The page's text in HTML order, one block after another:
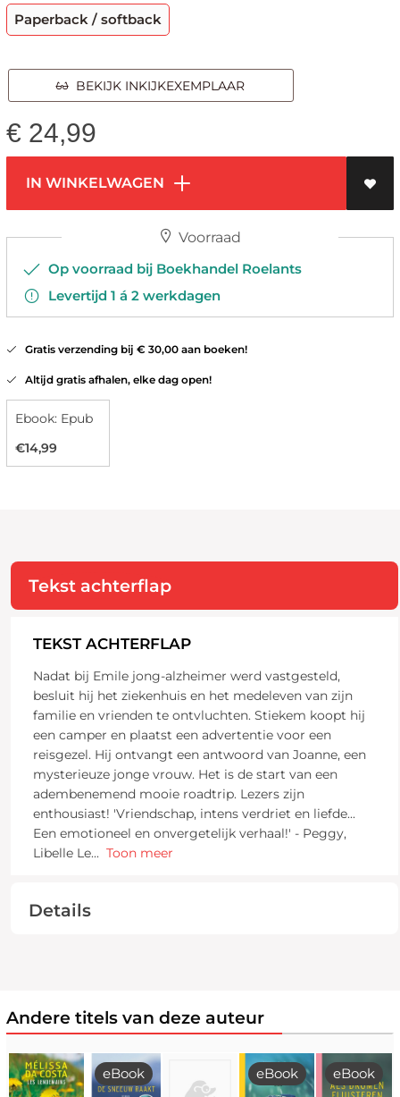
Paperback / softback
BEKIJK INKIJKEXEMPLAAR
€ 24,99
IN WINKELWAGEN
Voorraad
Op voorraad bij Boekhandel Roelants
Levertijd 1 á 2 werkdagen
Gratis verzending bij € 30,00 aan boeken!
Altijd gratis afhalen, elke dag open!
Ebook: Epub
€14,99
Tekst achterflap
TEKST ACHTERFLAP
Nadat bij Emile jong-alzheimer werd vastgesteld,
besluit hij het ziekenhuis en het medeleven van zijn
familie en vrienden te ontvluchten. Stiekem koopt hij
een camper en plaatst een advertentie voor een
reisgezel. Hij ontvangt een antwoord van Joanne, een
mysterieuze jonge vrouw. Het is de start van een
adembenemend mooie roadtrip. Lezers zijn
enthousiast! 'Vriendschap, intens verdriet en liefde...
Een emotioneel en onvergetelijk verhaal!' - Peggy,
Libelle Le... Toon meer
Details
Andere titels van deze auteur
eBook eBook eBook